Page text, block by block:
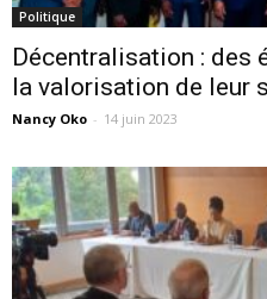
Politique
Décentralisation : des
la valorisation de leur
Nancy Oko - 14 juin 2023